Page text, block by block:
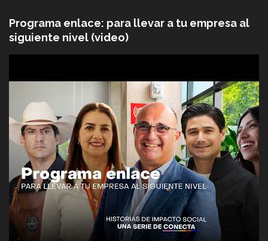
Programa enlace: para llevar a tu empresa al
siguiente nivel (video)